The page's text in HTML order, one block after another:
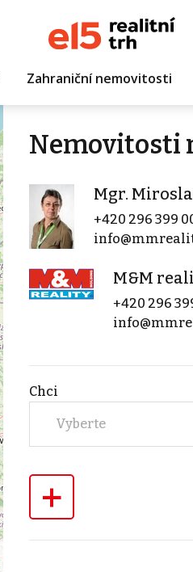
Zahraniční nemovitosti
Nemovitosti
Mgr.
+420 296 399
M&M
+420 296
Chci
Vyberte
+